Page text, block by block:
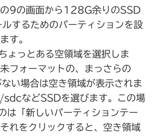
の9の画面から128G余りのSSD
するためのパーティションを設
す。
っとある空領域を選択しま
フォーマットの、まっさらの
い場合は空き領域が表示されま
などSSDを選びます。この場
は「新しいパーティションテー
れをクリックすると、空き領域